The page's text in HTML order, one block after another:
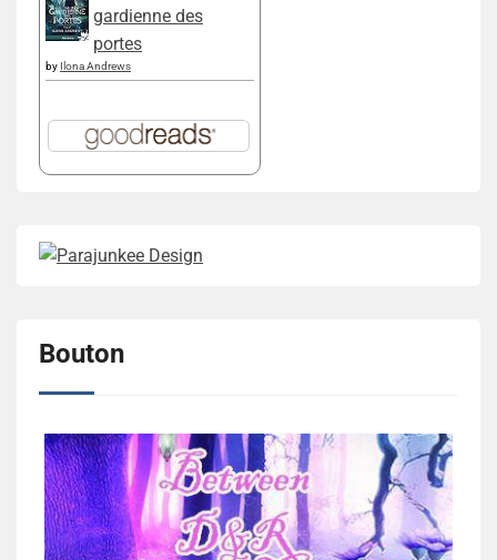
gardienne des
portes
by Ilona Andrews
Bouton